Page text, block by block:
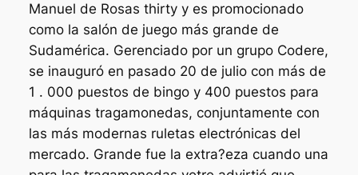
Manuel de Rosas thirty y es promocionado
como la salón de juego más grande de
Sudamérica. Gerenciado por un grupo Codere,
se inauguró en pasado 20 de julio con más de
1 . 000 puestos de bingo y 400 puestos para
máquinas tragamonedas, conjuntamente con
las más modernas ruletas electrónicas del
mercado. Grande fue la extra?eza cuando una